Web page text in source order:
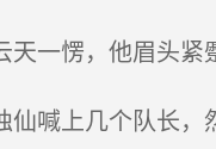
一愣，他眉头紧
喊上几个队长，